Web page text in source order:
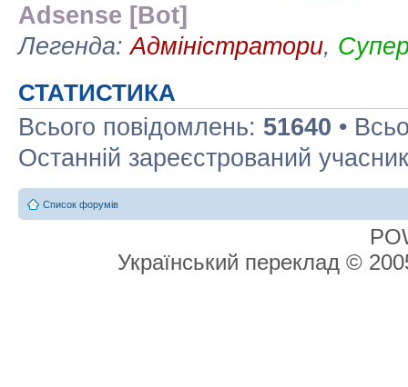
Adsense [Bot]
Легенда:Адміністратори,
СТАТИСТИКА
Всього повідомлень: 51640 •
Останній зареєстрований
Список форумів
Український переклад ©